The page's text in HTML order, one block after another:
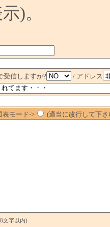
)。
受信しますか?
/ アドレス
モード-> (適当に改行して下
文字以内)